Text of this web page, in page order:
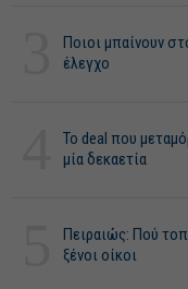
Ποιοι μπαίνουν
έλεγχο
Το deal που
μία δεκαετία
Πειραιώς: Πού
ξένοι οίκοι